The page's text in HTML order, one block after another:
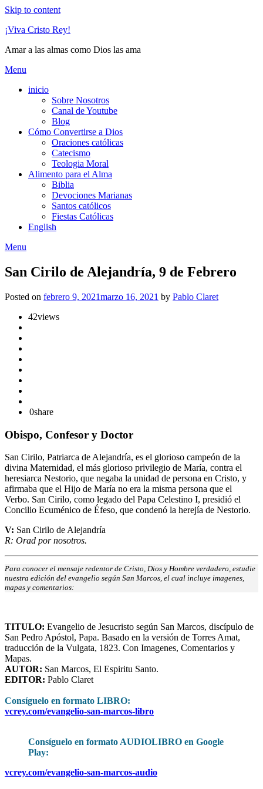
Skip to content
¡Viva Cristo Rey!
Amar a las almas como Dios las ama
Menu
inicio
Sobre Nosotros
Canal de Youtube
Blog
Cómo Convertirse a Dios
Oraciones católicas
Catecismo
Teologia Moral
Alimento para el Alma
Biblia
Devociones Marianas
Santos católicos
Fiestas Católicas
English
Menu
San Cirilo de Alejandría, 9 de Febrero
Posted on febrero 9, 2021marzo 16, 2021 by Pablo Claret
42views
0share
Obispo, Confesor y Doctor
San Cirilo, Patriarca de Alejandría, es el glorioso campeón de la
divina Maternidad, el más glorioso privilegio de María, contra el
heresiarca Nestorio, que negaba la unidad de persona en Cristo, y
afirmaba que el Hijo de María no era la misma persona que el
Verbo. San Cirilo, como legado del Papa Celestino I, presidió el
Concilio Ecuménico de Éfeso, que condenó la herejía de Nestorio.
V: San Cirilo de Alejandría
R: Orad por nosotros.
Para conocer el mensaje redentor de Cristo, Dios y Hombre verdadero, estudie
nuestra edición del evangelio según San Marcos, el cual incluye imagenes,
mapas y comentarios:
TITULO: Evangelio de Jesucristo según San Marcos, discípulo de
San Pedro Apóstol, Papa. Basado en la versión de Torres Amat,
traducción de la Vulgata, 1823. Con Imagenes, Comentarios y
Mapas.
AUTOR: San Marcos, El Espiritu Santo.
EDITOR: Pablo Claret
Consíguelo en formato LIBRO:
vcrey.com/evangelio-san-marcos-libro
Consíguelo en formato AUDIOLIBRO en Google
Play:
vcrey.com/evangelio-san-marcos-audio